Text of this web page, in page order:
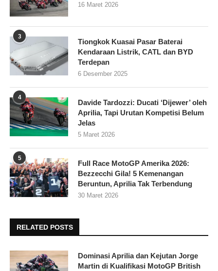
16 Maret 2026
3
Tiongkok Kuasai Pasar Baterai
Kendaraan Listrik, CATL dan BYD
Terdepan
6 Desember 2025
4
Davide Tardozzi: Ducati ‘Dijewer’ oleh
Aprilia, Tapi Urutan Kompetisi Belum
Jelas
5 Maret 2026
5
Full Race MotoGP Amerika 2026:
Bezzecchi Gila! 5 Kemenangan
Beruntun, Aprilia Tak Terbendung
30 Maret 2026
RELATED POSTS
Dominasi Aprilia dan Kejutan Jorge
Martin di Kualifikasi MotoGP British